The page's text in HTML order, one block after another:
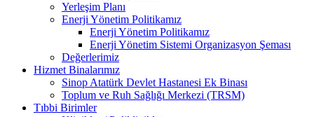
Yerleşim Planı
Enerji Yönetim Politikamız
Enerji Yönetim Politikamız
Enerji Yönetim Sistemi Organizasyon Şeması
Değerlerimiz
Hizmet Binalarımız
Sinop Atatürk Devlet Hastanesi Ek Binası
Toplum ve Ruh Sağlığı Merkezi (TRSM)
Tıbbi Birimler